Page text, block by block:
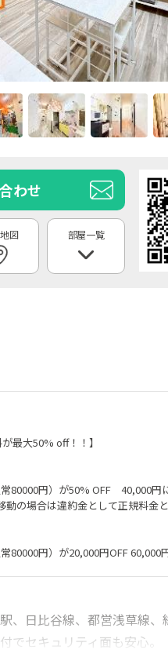
わせ
図 部屋一覧
最大50% off！！】
80000円）が50% OFF 40,000円
の場合は違約金として正規料金と
80000円）が20,000円OFF 60,000
、日比谷線、都営浅草線、
でセキュリティ面も安心。